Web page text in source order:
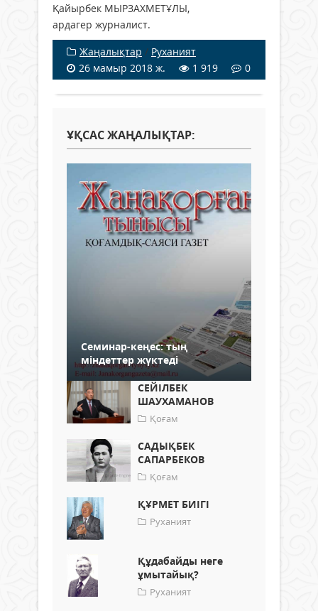
Қайырбек МЫРЗАХМЕТҰЛЫ,
ардагер журналист.
Жаңалықтар / Руханият
26 мамыр 2018 ж.
1 919 0
ҰҚСАС ЖАҢАЛЫҚТАР:
Семинар-кеңес: тың
міндеттер жүктеді
СЕЙІЛБЕК
ШАУХАМАНОВ
Қоғам
САДЫҚБЕК
САПАРБЕКОВ
Қоғам
ҚҰРМЕТ БИІГІ
Руханият
Құдабайды неге
ұмытайық?
Руханият